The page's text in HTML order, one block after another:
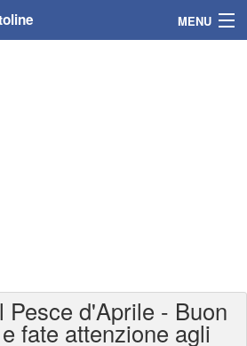
MENU
Pesce d'Aprile - Buon
fate attenzione agli